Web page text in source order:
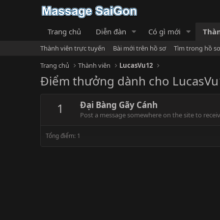
Trang chủ Diễn đàn Có gì mới
Thành viên trực tuyến Bài mới trên hồ sơ
Tìm trong hồ
Trang chủ
Thành viên LucasVu12
Điểm thưởng dành cho
1
Đại Bàng Gãy Cánh
Post a message somewhere on the site to
Tổng điểm: 1